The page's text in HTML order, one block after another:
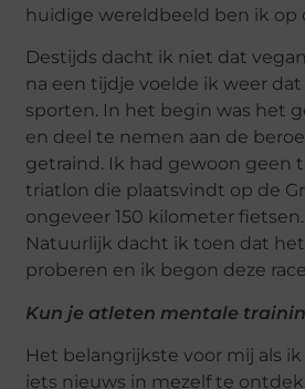
huidige wereldbeeld ben ik
Destijds dacht ik niet dat
na een tijdje voelde ik weer
sporten. In het begin was het
en deel te nemen aan de
getraind. Ik had gewoon geen
triatlon die plaatsvindt op de
ongeveer 150 kilometer
Natuurlijk dacht ik toen dat
proberen en ik begon deze
Kun je atleten mentale
Het belangrijkste voor mij als
iets nieuws in mezelf te